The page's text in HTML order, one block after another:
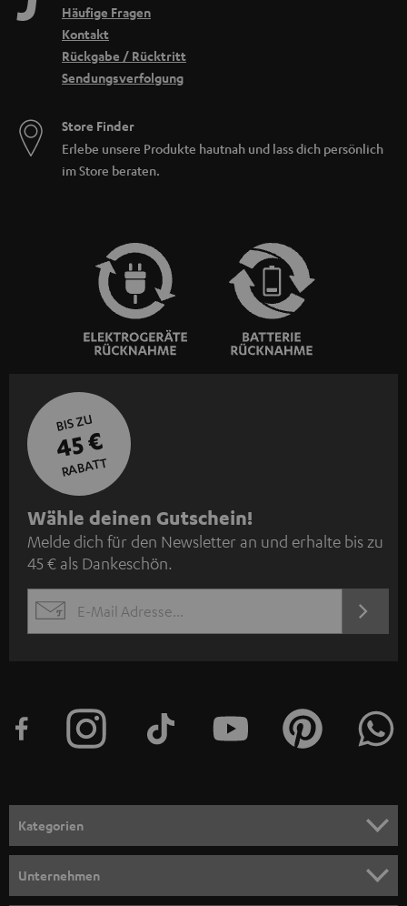
Häufige Fragen
Kontakt
Rückgabe / Rücktritt
Sendungsverfolgung
Store Finder
Erlebe unsere Produkte hautnah und lass dich persönlich
im Store beraten.
BIS ZU
45 €
RABATT
N
e
w
s
l
e
n
m
e
l
Wähle deinen Gutschein!
Melde dich für den Newsletter an und erhalte bis zu
45 € als Dankeschön.
EMAIL
JETZT
Kategorien
Unternehmen